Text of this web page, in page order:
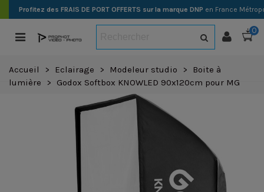
Profitez des FRAIS DE PORT OFFERTS sur la marque DNP en France
0
Accueil > Eclairage > Modeleur studio >
Boite à
lumière
> Godox Softbox KNOWLED 90x120cm pour MG